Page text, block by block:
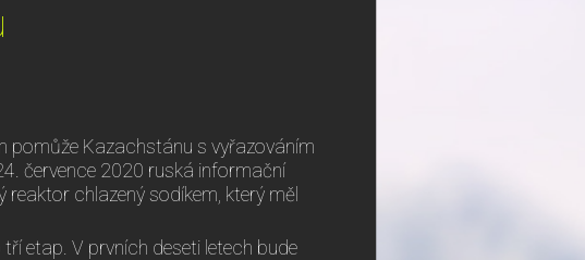
pomůže Kazachstánu s vyřazováním
července 2020 ruská informační
chlazený sodíkem, který měl
etap. V prvních deseti letech bude